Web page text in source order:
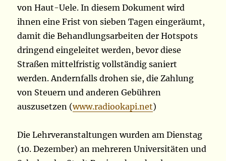
von Haut-Uele. In diesem Dokument wird
ihnen eine Frist von sieben Tagen eingeräumt,
damit die Behandlungsarbeiten der Hotspots
dringend eingeleitet werden, bevor diese
Straßen mittelfristig vollständig saniert
werden. Andernfalls drohen sie, die Zahlung
von Steuern und anderen Gebühren
auszusetzen (www.radiookapi.net)
Die Lehrveranstaltungen wurden am Dienstag
(10. Dezember) an mehreren Universitäten und